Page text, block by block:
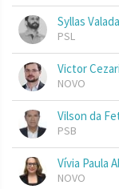
Syllas
PSL
Victor
NOVO
Vilson da
PSB
Vívia Paula
NOVO